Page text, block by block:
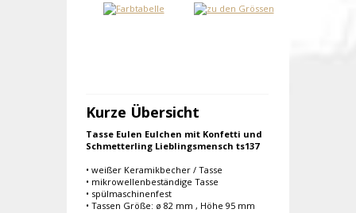
Kurze Übersicht
Tasse Eulen Eulchen mit Konfetti und
Schmetterling Lieblingsmensch ts137
• weißer Keramikbecher / Tasse
• mikrowellenbeständige Tasse
• spülmaschinenfest
• Tassen Größe: ø 82 mm , Höhe 95 mm